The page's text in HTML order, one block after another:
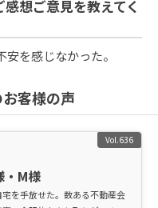
想ご意見を教えてく
を感じなかった。
客様の声
Vol.636
M様
を手放せた。数ある不動産会